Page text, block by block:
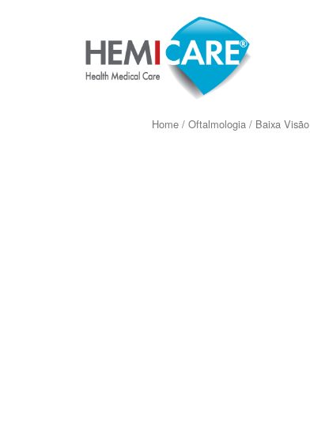
Home / Oftalmologia / Baixa Visão